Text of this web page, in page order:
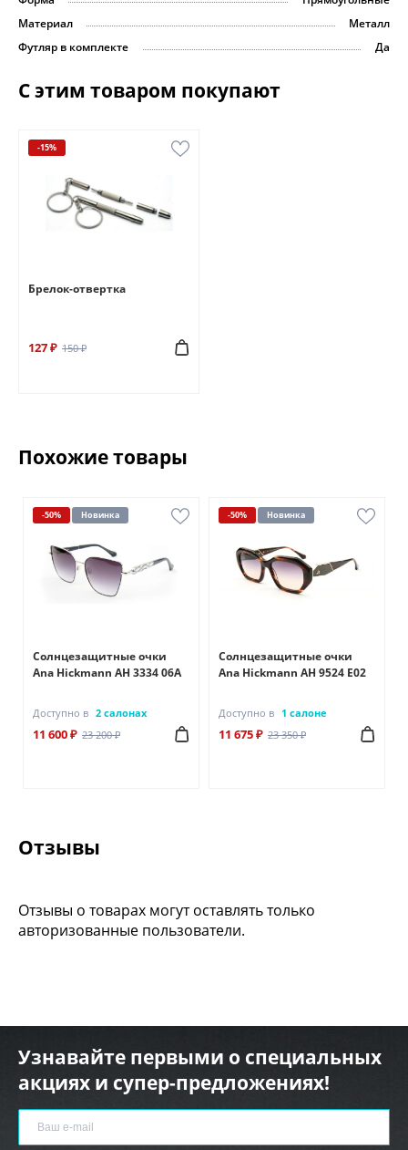
Материал
Металл
Футляр в комплекте
Да
С этим товаром покупают
-15%
Брелок-отвертка
127 ₽ 150 ₽
Похожие товары
-50% Новинка
Солнцезащитные очки
Ana Hickmann AH 3334 06A
Доступно в 2 салонах
11 600 ₽ 23 200 ₽
-50% Новинка
Солнцезащитные очки
Ana Hickmann AH 9524 E02
Доступно в 1 салоне
11 675 ₽ 23 350 ₽
Отзывы
Отзывы о товарах могут оставлять только
авторизованные пользователи.
Узнавайте первыми о специальных
акциях и супер-предложениях!